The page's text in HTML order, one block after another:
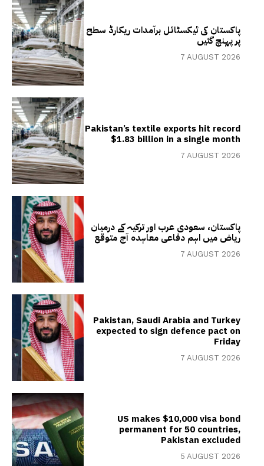
پاکستان کی ٹیکسٹائل برآمدات ریکارڈ سطح
پر پہنچ گئیں
7 AUGUST 2026
Pakistan’s textile exports hit record
$1.83 billion in a single month
7 AUGUST 2026
پاکستان، سعودی عرب اور ترکیہ کے درمیان
ریاض میں اہم دفاعی معاہدہ آج متوقع
7 AUGUST 2026
Pakistan, Saudi Arabia and Turkey
expected to sign defence pact on
Friday
7 AUGUST 2026
US makes $10,000 visa bond
permanent for 50 countries,
Pakistan excluded
5 AUGUST 2026